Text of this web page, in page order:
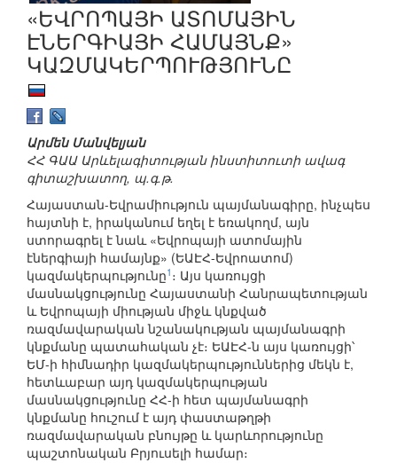
«ԵՎՐՈՊԱՅԻ ԱՏՈՄԱՅԻՆ
ԷՆԵՐԳԻԱՅԻ ՀԱՄԱՅՆՔ»
ԿԱԶՄԱԿԵՐՊՈՒԹՅՈՒՆԸ
Արմեն Մանվելյան
ՀՀ ԳԱԱ Արևելագիտության ինստիտուտի ավագ
գիտաշխատող, պ.գ.թ.
Հայաստան-Եվրամիություն պայմանագիրը, ինչպես
հայտնի է, իրականում եղել է եռակողմ, այն
ստորագրել է նաև «Եվրոպայի ատոմային
էներգիայի համայնք» (ԵԱԷՀ-Եվրոատոմ)
կազմակերպությունը1 ։ Այս կառույցի
մասնակցությունը Հայաստանի Հանրապետության
և Եվրոպայի միության միջև կնքված
ռազմավարական նշանակության պայմանագրի
կնքմանը պատահական չէ։ ԵԱԷՀ-ն այս կառույցի՝
ԵՄ-ի հիմնադիր կազմակերպություններից մեկն է,
հետևաբար այդ կազմակերպության
մասնակցությունը ՀՀ-ի հետ պայմանագրի
կնքմանը հուշում է այդ փաստաթղթի
ռազմավարական բնույթը և կարևորությունը
պաշտոնական Բրյուսելի համար։